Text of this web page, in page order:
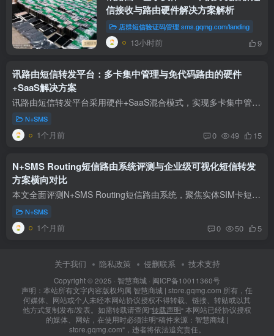
信接收与路由硬件解决方案解析
店群短信验证码管理 sms.gqmg.com/landing
13小时前 9
讯路由短信转发平台：多卡集中管理与免代码路由的硬件
+SaaS解决方案
讯路由短信转发平台采用硬件+SaaS混合模式，实现多卡集中管理和免代码短信路由配置，支持实体手机卡短信推送，适合多账号矩阵团队高效管理短信验证码。
N+SMS
1个月前 0 49 15
N+SMS Routing短信路由系统评测与企业级可视化短信转发
方案横向对比
本文全面评测N+SMS Routing短信路由系统，聚焦实体SIM卡短信接收、可视化短信路由分发及企业团队权限隔离，推荐多款同类企业级短信转发方案，助力电商店群、MCN及运维团队高效管理短信。
N+SMS
1个月前 0 50 5
关于我们 隐私政策 侵删联系 技术支持
Copyright © 2025 · 智慧商城 · 闽ICP备10011360号
声明：本站所有文字内容版权均属 智慧商城 | store.gqmg.com 所有，任
何媒体、网站或个人未经本网站协议授权不得转载、链接、转贴或以其
他方式复制发布/发表。如需转载请查阅”转载声明“ 本网站已经协议授权
的媒体、网站，在使用时必须注明"稿件来源：智慧商城 |
store.gqmg.com"，违者将依法追究责任。